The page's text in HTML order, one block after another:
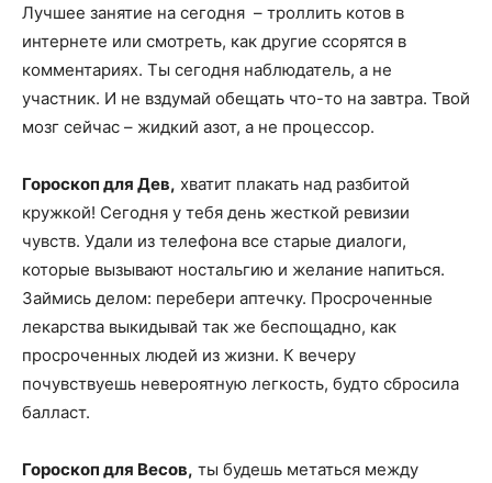
Лучшее занятие на сегодня – троллить котов в
интернете или смотреть, как другие ссорятся в
комментариях. Ты сегодня наблюдатель, а не
участник. И не вздумай обещать что-то на завтра. Твой
мозг сейчас – жидкий азот, а не процессор.
Гороскоп для Дев, хватит плакать над разбитой
кружкой! Сегодня у тебя день жесткой ревизии
чувств. Удали из телефона все старые диалоги,
которые вызывают ностальгию и желание напиться.
Займись делом: перебери аптечку. Просроченные
лекарства выкидывай так же беспощадно, как
просроченных людей из жизни. К вечеру
почувствуешь невероятную легкость, будто сбросила
балласт.
Гороскоп для Весов, ты будешь метаться между